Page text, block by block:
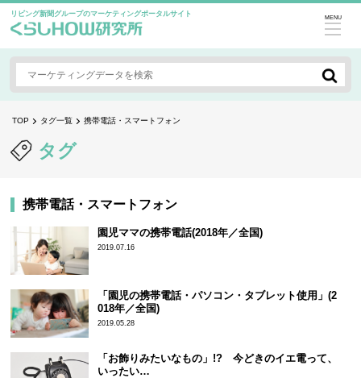
リビング新聞グループのマーケティングポータルサイト MENU
TOP タグ一覧 携帯電話・スマートフォン
タグ
携帯電話・スマートフォン
園児ママの携帯電話(2018年／全国)
2019.07.16
「園児の携帯電話・パソコン・タブレット使用」(2
018年／全国)
2019.05.28
「お飾りみたいなもの」!? 今どきのイエ電って、
いったい…